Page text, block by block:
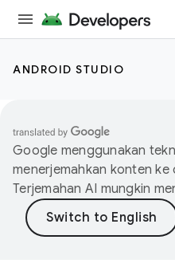
ANDROID STUDIO
Google menggunakan
menerjemahkan konten ke
Terjemahan AI mungkin